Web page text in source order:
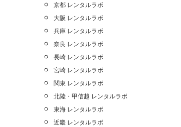
京都 レンタルラボ
大阪 レンタルラボ
兵庫 レンタルラボ
奈良 レンタルラボ
長崎 レンタルラボ
宮崎 レンタルラボ
関東 レンタルラボ
北陸・甲信越 レンタルラボ
東海 レンタルラボ
近畿 レンタルラボ